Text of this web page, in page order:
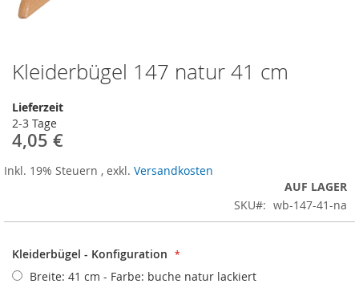
Kleiderbügel 147 natur 41 cm
Lieferzeit
2-3 Tage
4,05 €
Inkl. 19% Steuern , exkl. Versandkosten
AUF LAGER
SKU
wb-147-41-na
Kleiderbügel - Konfiguration
Breite: 41 cm - Farbe: buche natur lackiert
Zum
Anfang
der
Bildergalerie
springen